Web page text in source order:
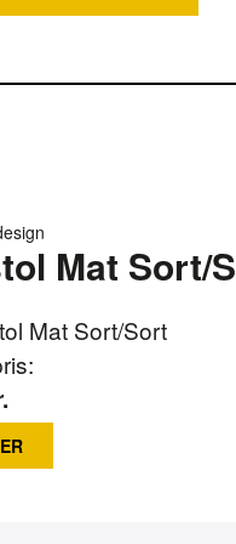
Mat Sort/